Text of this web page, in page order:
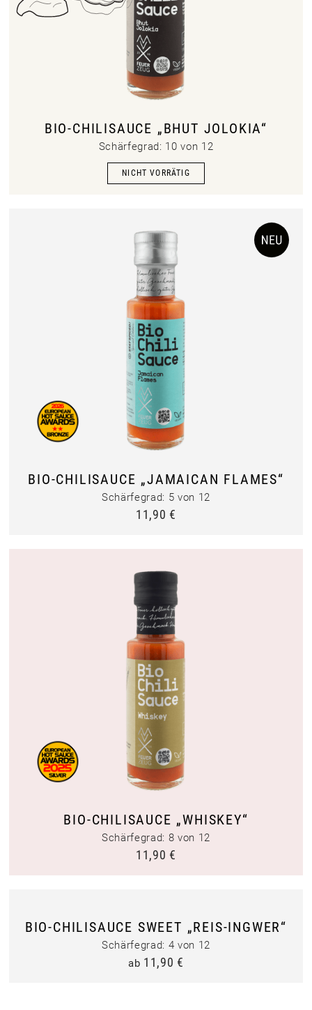
BIO-CHILISAUCE „BHUT JOLOKIA“
Schärfegrad: 10 von 12
BIO-CHILISAUCE „JAMAICAN FLAMES“
Schärfegrad: 5 von 12
11,90 €
BIO-CHILISAUCE „WHISKEY“
Schärfegrad: 8 von 12
11,90 €
BIO-CHILISAUCE SWEET „REIS-INGWER“
Schärfegrad: 4 von 12
ab 11,90 €